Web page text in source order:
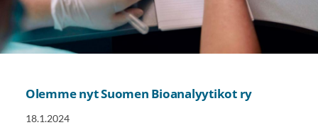
Olemme nyt Suomen Bioanalyytikot ry
18.1.2024